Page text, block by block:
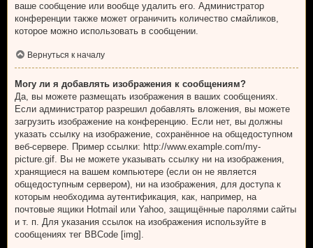
ваше сообщение или вообще удалить его. Администратор
конференции также может ограничить количество смайликов,
которое можно использовать в сообщении.
Вернуться к началу
Могу ли я добавлять изображения к сообщениям?
Да, вы можете размещать изображения в ваших сообщениях.
Если администратор разрешил добавлять вложения, вы можете
загрузить изображение на конференцию. Если нет, вы должны
указать ссылку на изображение, сохранённое на общедоступном
веб-сервере. Пример ссылки: http://www.example.com/my-
picture.gif. Вы не можете указывать ссылку ни на изображения,
хранящиеся на вашем компьютере (если он не является
общедоступным сервером), ни на изображения, для доступа к
которым необходима аутентификация, как, например, на
почтовые ящики Hotmail или Yahoo, защищённые паролями сайты
и т. п. Для указания ссылок на изображения используйте в
сообщениях тег BBCode [img].